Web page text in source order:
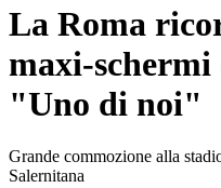
La Roma
maxi-
"Uno di noi"
Grande commozione alla
Salernitana